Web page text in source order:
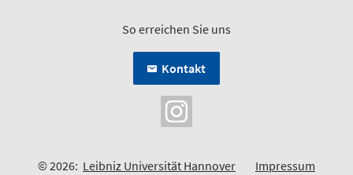
So erreichen Sie uns
Kontakt
© 2026: Leibniz Universität Hannover Impressum